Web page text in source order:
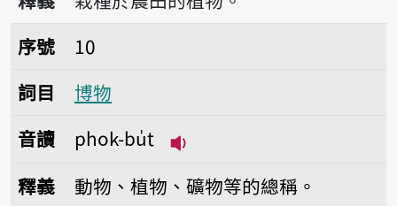
序號10博物
序號
10
詞目
博物
音讀
phok-bu̍t
釋義
動物、植物、礦物等的總稱。